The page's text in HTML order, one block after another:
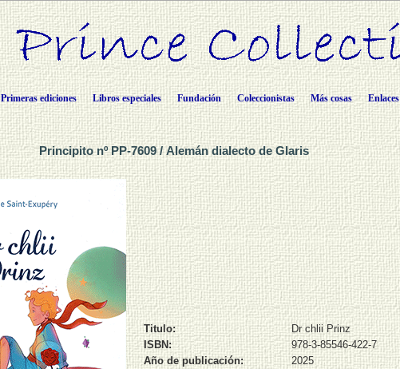
Primeras ediciones Libros especiales Fundación Coleccionistas Más cosas Enlaces
Principito nº PP-7609 / Alemán dialecto de Glaris
Titulo:
Dr chlii Prinz
ISBN:
978-3-85546-422-7
Año de publicación:
2025